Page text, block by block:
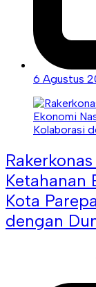
6 Agustus
Ketahanan
Kota
dengan